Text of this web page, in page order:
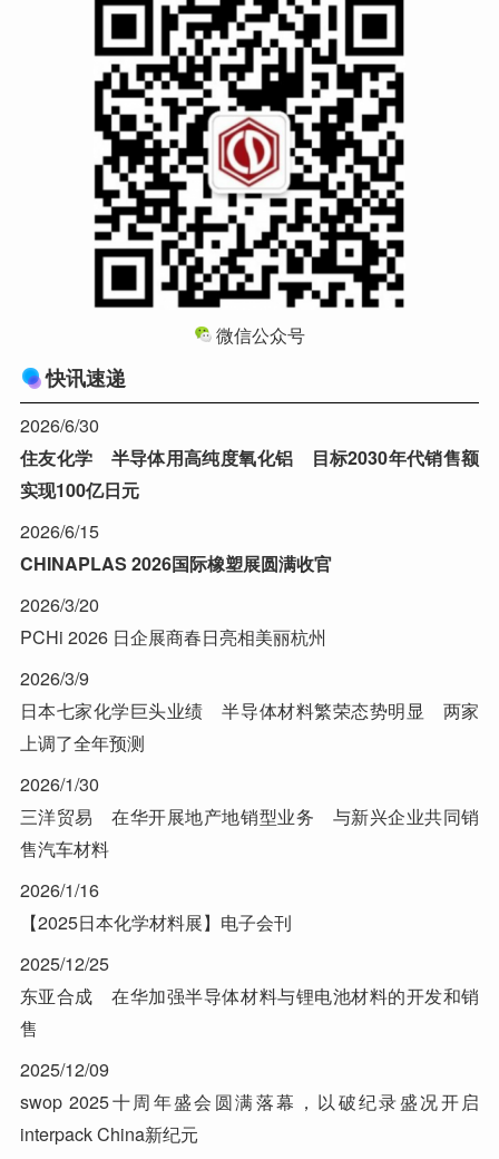
微信公众号
快讯速递
2026/6/30
住友化学 半导体用高纯度氧化铝 目标2030年代销售额
实现100亿日元
2026/6/15
CHINAPLAS 2026国际橡塑展圆满收官
2026/3/20
PCHi 2026 日企展商春日亮相美丽杭州
2026/3/9
日本七家化学巨头业绩 半导体材料繁荣态势明显 两家
上调了全年预测
2026/1/30
三洋贸易 在华开展地产地销型业务 与新兴企业共同销
售汽车材料
2026/1/16
【2025日本化学材料展】电子会刊
2025/12/25
东亚合成 在华加强半导体材料与锂电池材料的开发和销
售
2025/12/09
swop 2025十周年盛会圆满落幕，以破纪录盛况开启
interpack China新纪元